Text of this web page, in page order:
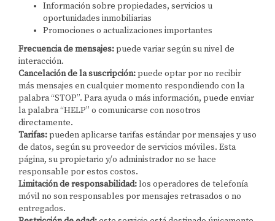
Información sobre propiedades, servicios u
oportunidades inmobiliarias
Promociones o actualizaciones importantes
Frecuencia de mensajes: puede variar según su nivel de
interacción.
Cancelación de la suscripción: puede optar por no recibir
más mensajes en cualquier momento respondiendo con la
palabra “STOP”. Para ayuda o más información, puede enviar
la palabra “HELP” o comunicarse con nosotros
directamente.
Tarifas: pueden aplicarse tarifas estándar por mensajes y uso
de datos, según su proveedor de servicios móviles. Esta
página, su propietario y/o administrador no se hace
responsable por estos costos.
Limitación de responsabilidad:los operadores de telefonía
móvil no son responsables por mensajes retrasados o no
entregados.